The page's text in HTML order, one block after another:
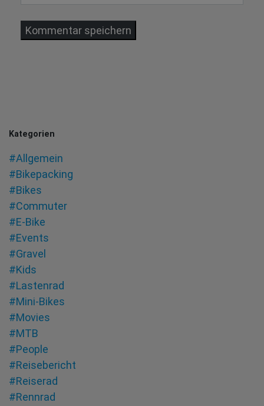
Kategorien
#Allgemein
#Bikepacking
#Bikes
#Commuter
#E-Bike
#Events
#Gravel
#Kids
#Lastenrad
#Mini-Bikes
#Movies
#MTB
#People
#Reisebericht
#Reiserad
#Rennrad